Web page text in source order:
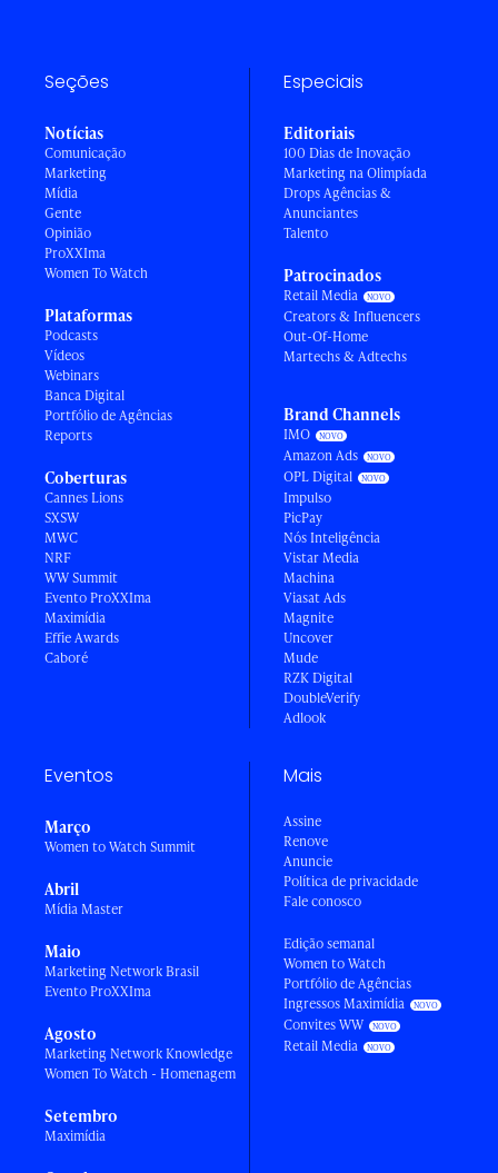
Seções
Notícias
Comunicação
Marketing
Mídia
Gente
Opinião
ProXXIma
Women To Watch
Plataformas
Podcasts
Vídeos
Webinars
Banca Digital
Portfólio de Agências
Reports
Coberturas
Cannes Lions
SXSW
MWC
NRF
WW Summit
Evento ProXXIma
Maximídia
Effie Awards
Caboré
Especiais
Editoriais
100 Dias de Inovação
Marketing na Olimpíada
Drops Agências &
Anunciantes
Talento
Patrocinados
Retail Media
Creators & Influencers
Out-Of-Home
Martechs & Adtechs
Brand Channels
IMO
Amazon Ads
OPL Digital
Impulso
PicPay
Nós Inteligência
Vistar Media
Machina
Viasat Ads
Magnite
Uncover
Mude
RZK Digital
DoubleVerify
Adlook
Eventos
Março
Women to Watch Summit
Abril
Mídia Master
Maio
Marketing Network Brasil
Evento ProXXIma
Agosto
Marketing Network Knowledge
Women To Watch - Homenagem
Setembro
Maximídia
Mais
Assine
Renove
Anuncie
Política de privacidade
Fale conosco
Edição semanal
Women to Watch
Portfólio de Agências
Ingressos Maximídia
Convites WW
Retail Media